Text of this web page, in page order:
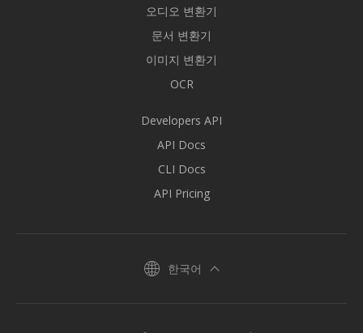
오디오 변환기
문서 변환기
이미지 변환기
OCR
Developers API
API Docs
CLI Docs
API Pricing
한국어